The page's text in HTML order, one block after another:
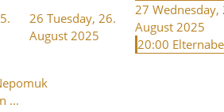
26 Tuesday, 26.
August 2025
27 Wednesday,
August 2025
20:00
...